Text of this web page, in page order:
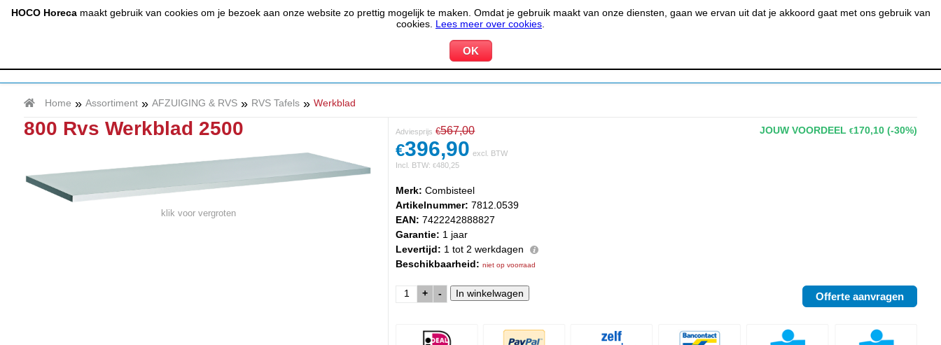
HOCO Horecamaakt gebruik van cookies om je bezoek aan onze website zo prettig mogelijk te maken. Omdat je gebruik maakt van onze diensten, gaan we ervan uit dat je akkoord gaat met ons gebruik van
cookies. Lees meer over cookies
(020) 497 6325 info@hocohoreca.nl MIJN ACCOUNT BESTELSTATUS 0 WINKELWAGEN
KOELEN &
Home » Assortiment » AFZUIGING & RVS » RVS Tafels » Werkblad
800 Rvs Werkblad 2500
klik voor vergroten
Adviesprijs €567,00 JOUW VOORDEEL€170,10 (-30%)
€396,90 excl. BTW
Incl. BTW:€480,25
Merk: Combisteel
Artikelnummer: 7812.0539
EAN: 7422242888827
Garantie: 1 jaar
Levertijd: 1 tot 2 werkdagen
Beschikbaarheid: niet op voorraad
+ -